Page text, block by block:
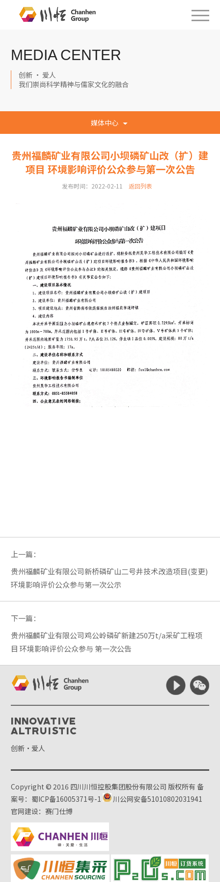
MEDIA CENTER
创新 · 爱人
我们崇尚科学精神与儒家文化的融合
媒体中心
贵州福麟矿业有限公司小坝磷矿山改（扩）建
项目 环境影响评价公众参与第一次公告
发布时间：2022-02-11 返回列表
上一篇：
贵州福麟矿业有限公司新桥磷矿山二号井技术改造项目(变更)
环境影响评价公众参与第一次公示
下一篇：
贵州福麟矿业有限公司鸡公岭磷矿新建250万t/a采矿工程项
目 环境影响评价公众参与 第一次公告
Innovative
Altruistic
创新·爱人
Copyright © 2016 四川川恒控股集团股份有限公司 版权所有备
案号：蜀ICP备16005371号-1
川公网安备51010802031941
官网建设：赛门仕博